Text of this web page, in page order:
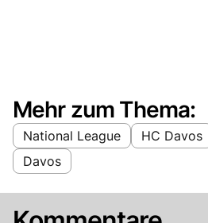
Mehr zum Thema:
National League HC Davos
Davos